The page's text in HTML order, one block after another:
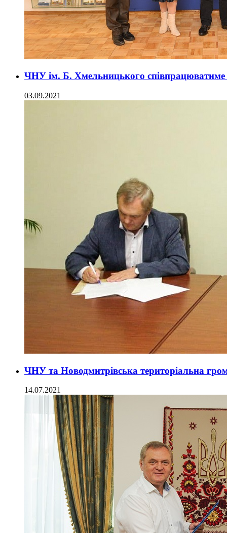
ЧНУ ім. Б. Хмельницького
03.09.2021
ЧНУ та Новодмитрівська територіальна
14.07.2021